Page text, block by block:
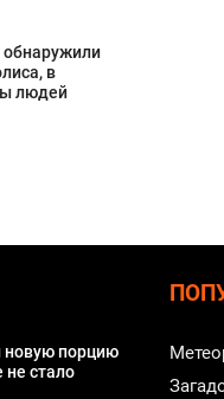
обнаружили
в
людей
новую порцию
не стало